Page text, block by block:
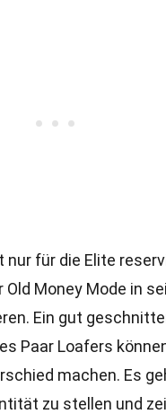
nur für die Elite
Old Money Mode in
Ein gut
Paar Loafers
machen. Es
zu stellen und